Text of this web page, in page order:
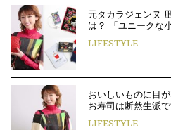
元タカラジェンヌ
は？ 「ユニークな
LIFESTYLE
おいしいものに目
お寿司は断然生派
LIFESTYLE